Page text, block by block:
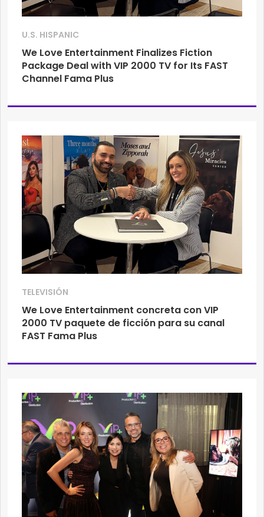
U.S. HISPANIC
We Love Entertainment Finalizes Fiction
Package Deal with VIP 2000 TV for Its FAST
Channel Fama Plus
TELEVISIÓN
We Love Entertainment concreta con VIP
2000 TV paquete de ficción para su canal
FAST Fama Plus